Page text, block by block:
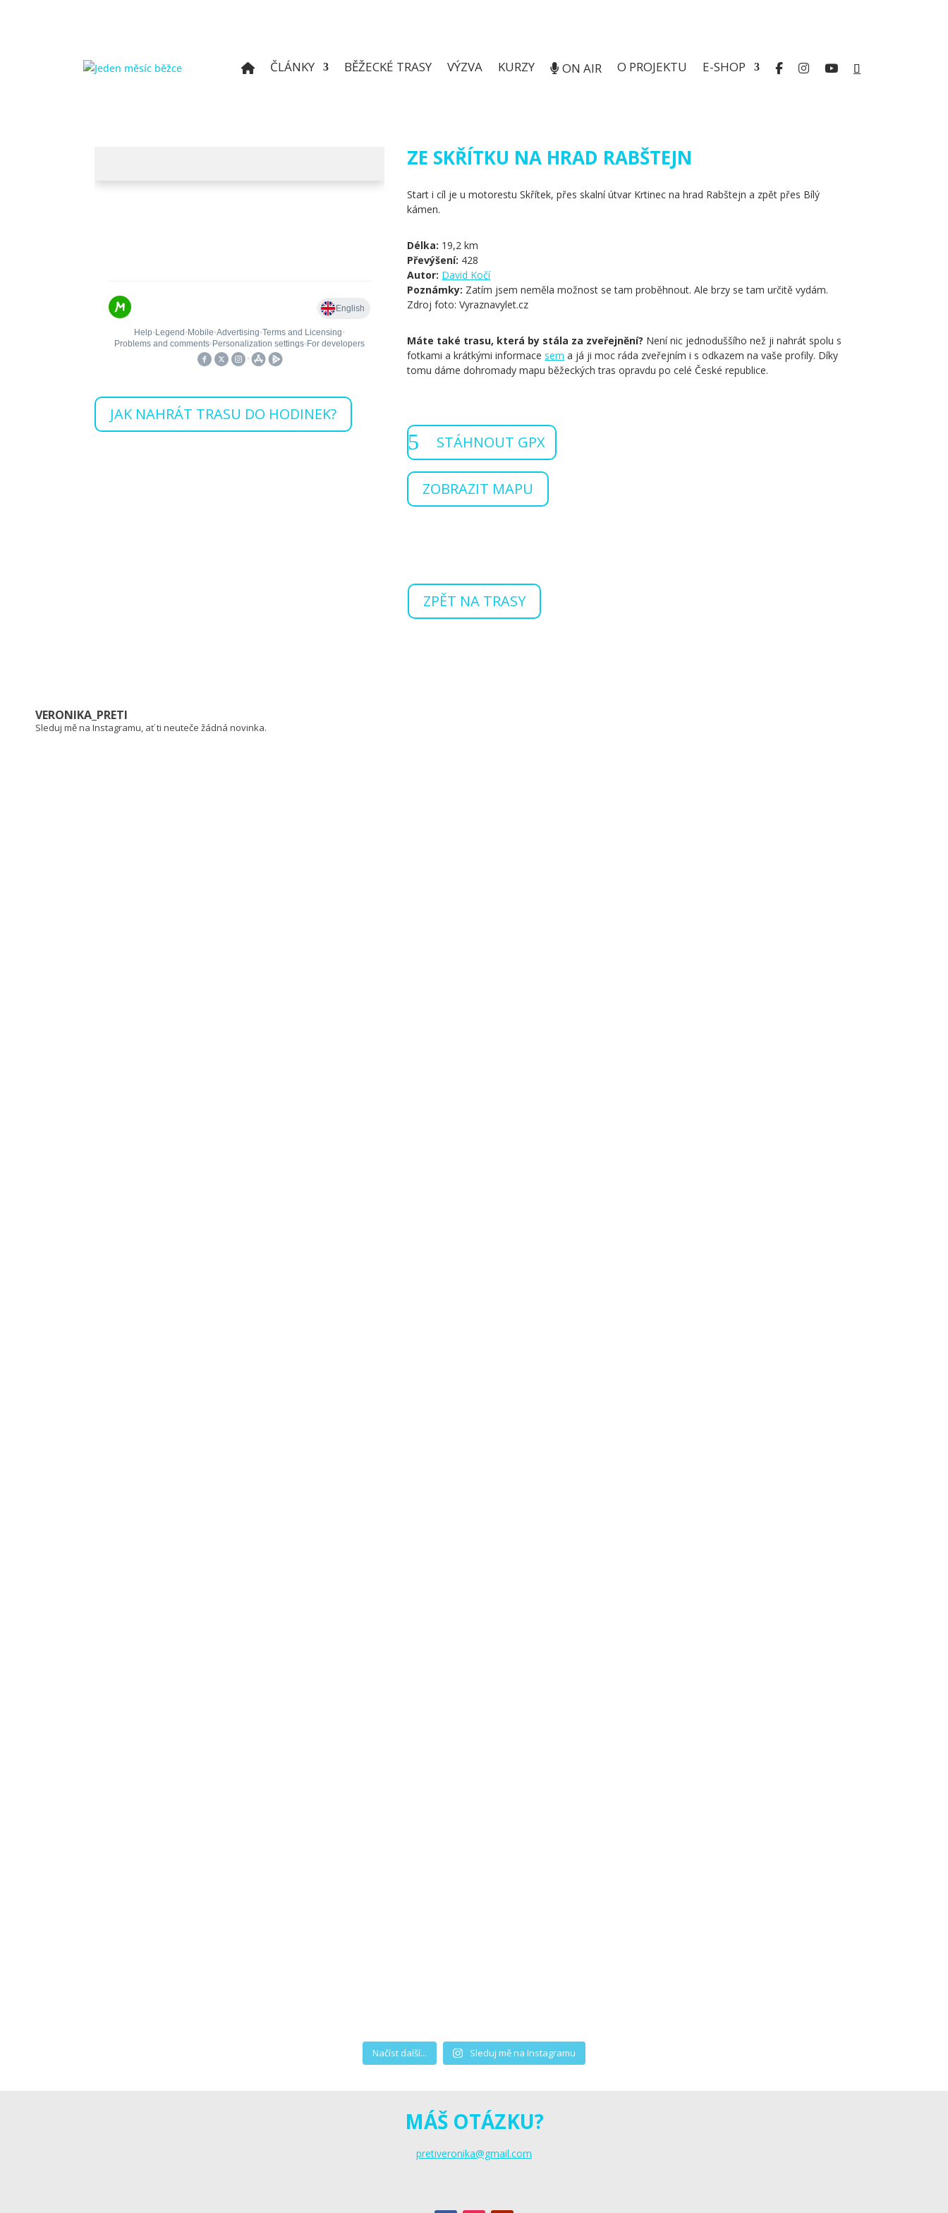
ČLÁNKY BĚŽECKÉ TRASY VÝZVA KURZY ON AIR O PROJEKTU E-SHOP
JAK NAHRÁT TRASU DO HODINEK?
ZE SKŘÍTKU NA HRAD RABŠTEJN
Start i cíl je u motorestu Skřítek, přes skalní útvar Krtinec na hrad Rabštejn a zpět přes Bílý
kámen.
Délka: 19,2 km
Převýšení: 428
Autor: David Kočí
Poznámky: Zatím jsem neměla možnost se tam proběhnout. Ale brzy se tam určitě vydám.
Zdroj foto: Vyraznavylet.cz
Máte také trasu, která by stála za zveřejnění? Není nic jednoduššího než ji nahrát spolu s
fotkami a krátkými informacesem a já ji moc ráda zveřejním i s odkazem na vaše profily. Díky
tomu dáme dohromady mapu běžeckých tras opravdu po celé České republice.
STÁHNOUT GPX
ZOBRAZIT MAPU
ZPĚT NA TRASY
VERONIKA_PRETI
Sleduj mě na Instagramu, ať ti neuteče žádná novinka.
Načíst další... Sleduj mě na Instagramu
MÁŠ OTÁZKU?
pretiveronika@gmail.com